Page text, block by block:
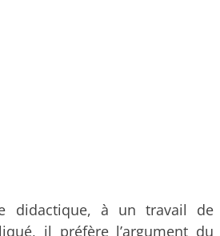
didactique, à un travail de
il préfère l’argument du